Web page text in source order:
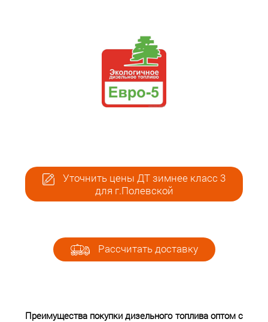
Уточнить цены ДТ зимнее класс 3
для г.Полевской
Рассчитать доставку
Преимущества покупки дизельного топлива оптом с